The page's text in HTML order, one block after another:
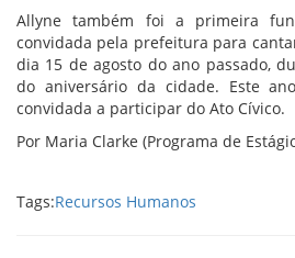
Allyne também foi a primeira
convidada pela prefeitura para
dia 15 de agosto do ano passado,
do aniversário da cidade. Este
convidada a participar do Ato Cívico.
Por Maria Clarke (Programa de
Tags:Recursos Humanos